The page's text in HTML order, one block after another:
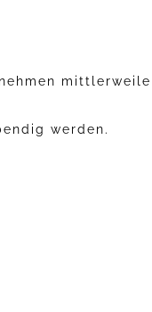
mittlerweile
werden.